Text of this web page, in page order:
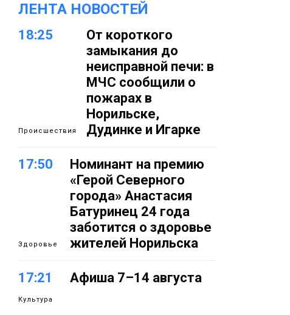
ЛЕНТА НОВОСТЕЙ
18:25
Происшествия
От короткого
замыкания до
неисправной печи: в
МЧС сообщили о
пожарах в
Норильске,
Дудинке и Игарке
17:50
Здоровье
Номинант на премию
«Герой Северного
города» Анастасия
Батуринец 24 года
заботится о здоровье
жителей Норильска
17:21
Культура
Афиша 7–14 августа